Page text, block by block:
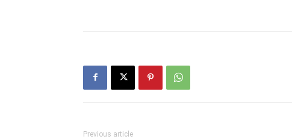
Previous article